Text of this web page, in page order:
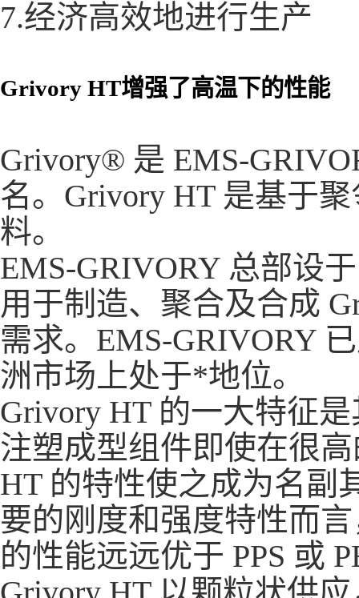
7.经济高效地进行生产
Grivory HT增强了高温下的性能
Grivory® 是 EMS-
名。Grivory HT 是基于
料。
EMS-GRIVORY 总部设
用于制造、聚合及合成
需求。EMS-GRIVORY
洲市场上处于*地位。
Grivory HT 的一大特征
注塑成型组件即使在很
HT 的特性使之成为名副
要的刚度和强度特性而
的性能远远优于 PPS 或